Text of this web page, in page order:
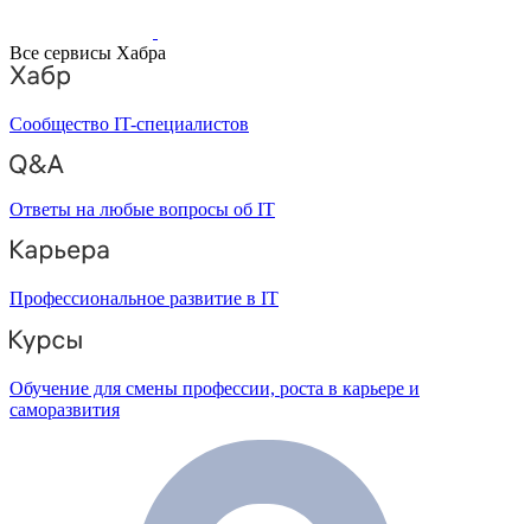
Все сервисы Хабра
Сообщество IT-специалистов
Ответы на любые вопросы об IT
Профессиональное развитие в IT
Обучение для смены профессии, роста в карьере и
саморазвития